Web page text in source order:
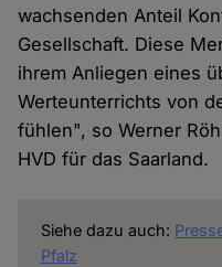
wachsenden Anteil
Gesellschaft. Diese
ihrem Anliegen eines
Werteunterrichts von
fühlen", so Werner
HVD für das Saarland.
Siehe dazu auch:
Pfalz